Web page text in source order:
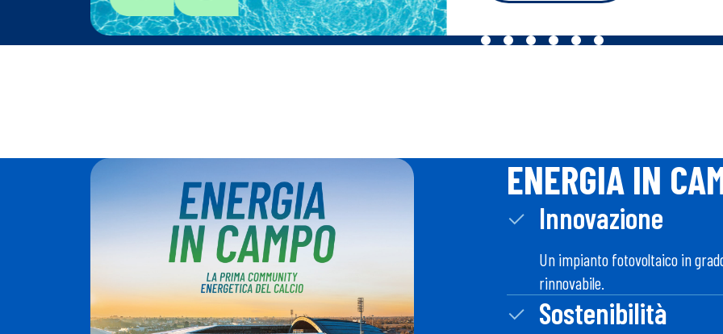
ENERGIA IN
Innovazione
Un impianto fotovoltaico in
rinnovabile.
Sostenibilità